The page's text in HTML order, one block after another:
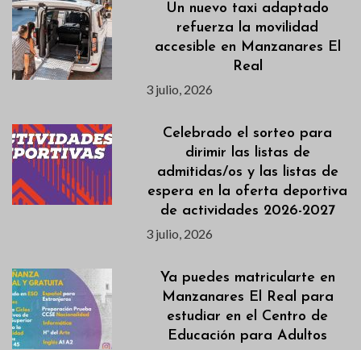
Un nuevo taxi adaptado
refuerza la movilidad
accesible en Manzanares El
Real
3 julio, 2026
Celebrado el sorteo para
dirimir las listas de
admitidas/os y las listas de
espera en la oferta deportiva
de actividades 2026-2027
3 julio, 2026
Ya puedes matricularte en
Manzanares El Real para
estudiar en el Centro de
Educación para Adultos